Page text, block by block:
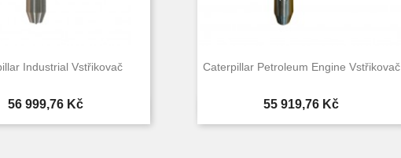
Industrial Vstřikovač
Cena
56 999,76 Kč
Rychlý náhled
Caterpillar Petroleum Engine Vstřikovač
Cena
55 919,76 Kč
Rychlý náhled